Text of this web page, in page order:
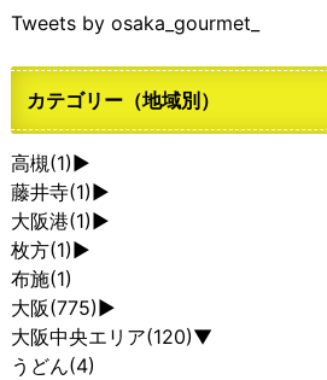
Tweets by osaka_gourmet_
カテゴリー（地域別）
高槻(1) ►
藤井寺(1) ►
大阪港(1) ►
枚方(1) ►
布施(1)
大阪(775) ►
大阪中央エリア(120)▼
うどん(4)